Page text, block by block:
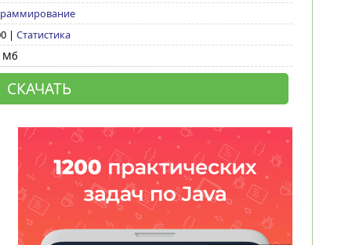
| Статистика
Мб
СКАЧАТЬ